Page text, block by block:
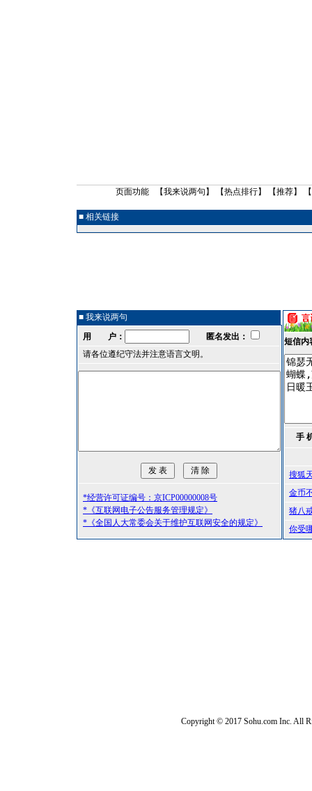
页面功能 【我来说两句 】 【热点排行】 【推荐】
■ 相关链接
■ 我来说两句
用 户：
匿名发出：
请各位遵纪守法并注意语言文明。
*经营许可证编号：京ICP00000008号
*《互联网电子公告服务管理规定》
*《全国人大常委会关于维护互联网安全的规定》
短信内
手
搜狐
金币
猪八
你受
Copyright © 2017 Sohu.com Inc. All